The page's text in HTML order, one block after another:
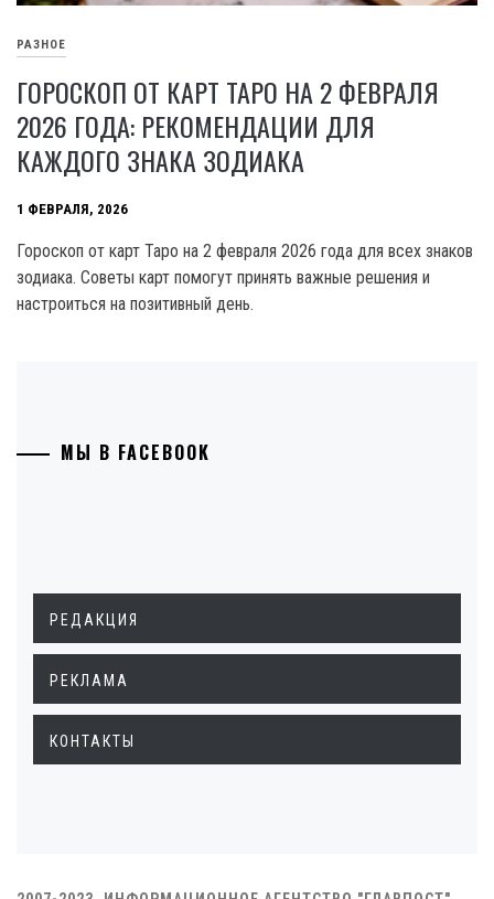
РАЗНОЕ
ГОРОСКОП ОТ КАРТ ТАРО НА 2 ФЕВРАЛЯ
2026 ГОДА: РЕКОМЕНДАЦИИ ДЛЯ
КАЖДОГО ЗНАКА ЗОДИАКА
1 ФЕВРАЛЯ, 2026
Гороскоп от карт Таро на 2 февраля 2026 года для всех знаков
зодиака. Советы карт помогут принять важные решения и
настроиться на позитивный день.
МЫ В FACEBOOK
РЕДАКЦИЯ
РЕКЛАМА
КОНТАКТЫ